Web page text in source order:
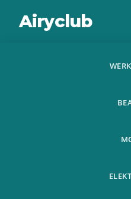
Airyclub
Taille